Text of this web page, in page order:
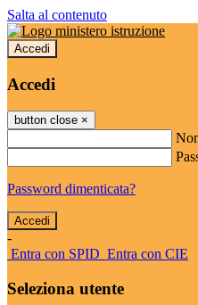
Salta al contenuto
Accedi
Accedi
button close ×
Password dimenticata?
-
Entra con SPID Entra con CIE
Seleziona utente